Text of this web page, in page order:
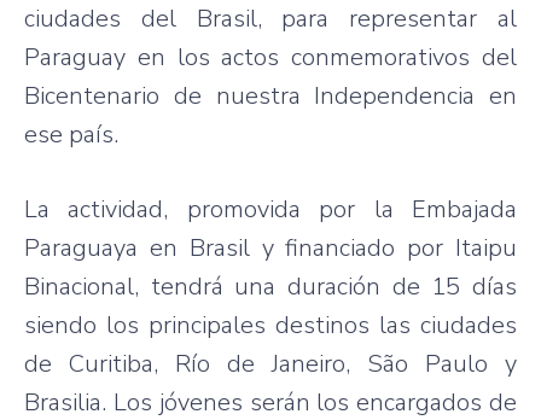
ciudades del Brasil, para representar al
Paraguay en los actos conmemorativos del
Bicentenario de nuestra Independencia en
ese país.
La actividad, promovida por la Embajada
Paraguaya en Brasil y financiado por Itaipu
Binacional, tendrá una duración de 15 días
siendo los principales destinos las ciudades
de Curitiba, Río de Janeiro, São Paulo y
Brasilia. Los jóvenes serán los encargados de